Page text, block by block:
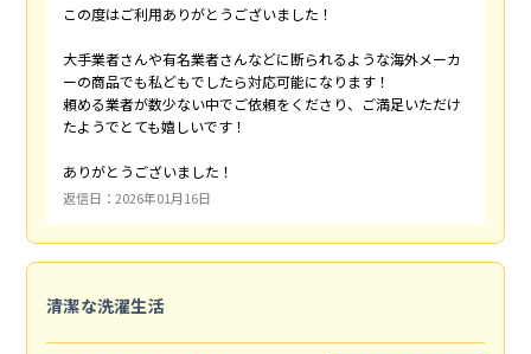
この度はご利用ありがとうございました！
大手業者さんや有名業者さんなどに断られるような海外メーカ
ーの商品でも私どもでしたら対応可能になります！
頼める業者が数少ない中でご依頼をくださり、ご満足いただけ
たようでとても嬉しいです！
ありがとうございました！
返信日：2026年01月16日
清潔な洗濯生活